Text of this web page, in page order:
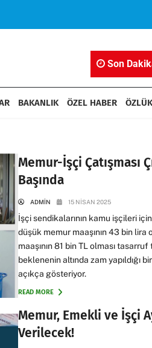
Son
Yüzde 73’ü İş ve Aile
BAKANLIK ÖZEL HABER ÖZLÜK
Memur-İşçi Çatışması
Başında
ADMIN 15 NISAN 2025
İşçi sendikalarının kamu işçileri
düşük memur maaşının 43 bin
maaşının 81 bin TL olması
beklenenin altında zam
açıkça gösteriyor.
READ MORE
Memur, Emekli ve İşçi
Verilecek!